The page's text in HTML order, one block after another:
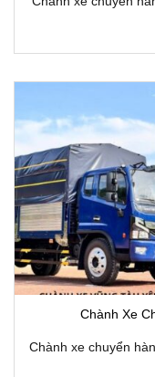
Chành Xe
Chành xe chuyển